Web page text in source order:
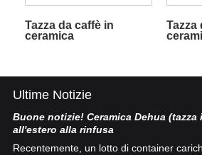
Tazza da caffè in
ceramica
Tazza
Ultime Notizie
Buone notizie! Ceramica Dehua (tazza
all'estero alla rinfusa
Recentemente, un lotto di container